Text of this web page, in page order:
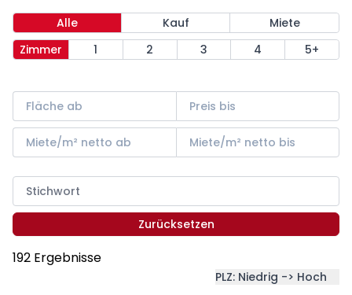
Alle Kauf
Miete
Zimmer
1 2 3 4 5+
Zurücksetzen
192 Ergebnisse
PLZ: Niedrig -> Hoch